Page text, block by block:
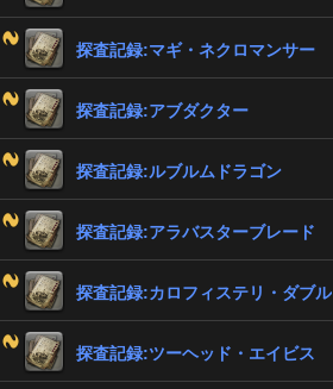
探査記録:マギ・ネクロマンサー
探査記録:アブダクター
探査記録:ルブルムドラゴン
探査記録:アラバスターブレード
探査記録:カロフィステリ・ダブル
探査記録:ツーヘッド・エイビス